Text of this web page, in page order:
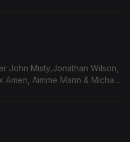
John Misty,Jonathan Wilson,
Aimme Mann & Michael